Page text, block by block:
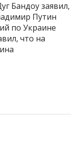
Бандоу заявил,
Путин
по Украине
что на